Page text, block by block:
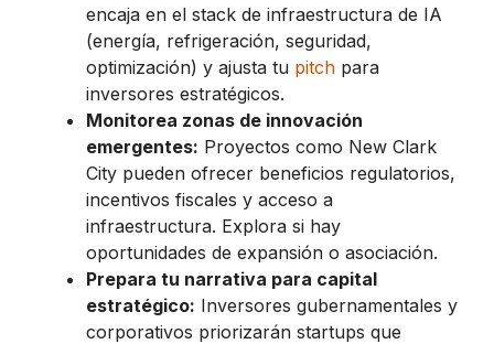
encaja en el stack de infraestructura de IA
(energía, refrigeración, seguridad,
optimización) y ajusta tu pitch para
inversores estratégicos.
Monitorea zonas de innovación
emergentes: Proyectos como New Clark
City pueden ofrecer beneficios regulatorios,
incentivos fiscales y acceso a
infraestructura. Explora si hay
oportunidades de expansión o asociación.
Prepara tu narrativa para capital
estratégico: Inversores gubernamentales y
corporativos priorizarán startups que